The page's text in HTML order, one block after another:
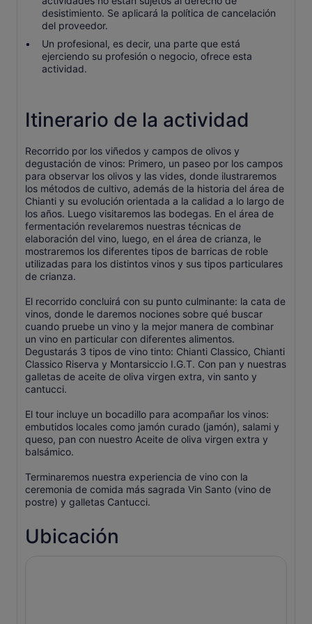
desistimiento. Se aplicará la política de cancelación
del proveedor.
Un profesional, es decir, una parte que está
ejerciendo su profesión o negocio, ofrece esta
actividad.
Itinerario de la actividad
Recorrido por los viñedos y campos de olivos y
degustación de vinos: Primero, un paseo por los campos
para observar los olivos y las vides, donde ilustraremos
los métodos de cultivo, además de la historia del área de
Chianti y su evolución orientada a la calidad a lo largo de
los años. Luego visitaremos las bodegas. En el área de
fermentación revelaremos nuestras técnicas de
elaboración del vino, luego, en el área de crianza, le
mostraremos los diferentes tipos de barricas de roble
utilizadas para los distintos vinos y sus tipos particulares
de crianza.
El recorrido concluirá con su punto culminante: la cata de
vinos, donde le daremos nociones sobre qué buscar
cuando pruebe un vino y la mejor manera de combinar
un vino en particular con diferentes alimentos.
Degustarás 3 tipos de vino tinto: Chianti Classico, Chianti
Classico Riserva y Montarsiccio I.G.T. Con pan y nuestras
galletas de aceite de oliva virgen extra, vin santo y
cantucci.
El tour incluye un bocadillo para acompañar los vinos:
embutidos locales como jamón curado (jamón), salami y
queso, pan con nuestro Aceite de oliva virgen extra y
balsámico.
Terminaremos nuestra experiencia de vino con la
ceremonia de comida más sagrada Vin Santo (vino de
postre) y galletas Cantucci.
Ubicación